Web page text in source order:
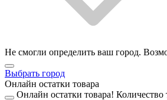
Не смогли определить ваш город.
Выбрать город
Онлайн остатки товара
Онлайн остатки товара! Количество